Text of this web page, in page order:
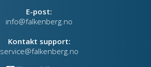
E-post:
info@falkenberg.no
Kontakt support:
service@falkenberg.no